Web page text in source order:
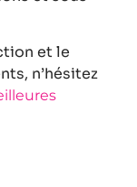
et le
n’hésitez